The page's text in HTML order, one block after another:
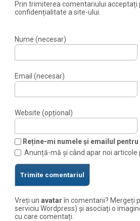
Prin trimiterea comentariului acceptați
confidențialitate a site-ului.
Nume (necesar)
Email (necesar)
Website (opțional)
Reține-mi numele și emailul
Anunță-mă și când apar noi articole
Vreți unavatarîn comentarii? Mergeți
serviciu Wordpress) și asociați o
cu care comentați.